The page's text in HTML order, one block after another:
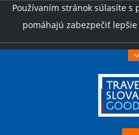
Používaním stránok súlasíte s
pomáhajú zabezpečiť